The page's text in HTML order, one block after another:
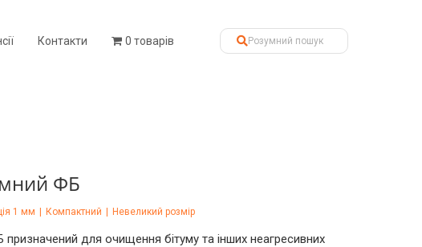
Контакти 0 товарів
ФБ
1 мм Компактний Невеликий розмір
призначений для очищення бітуму та інших неагресивних